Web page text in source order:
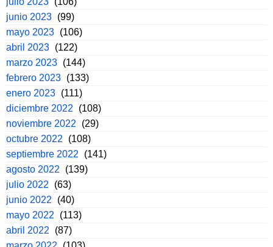
junio 2023 (99)
mayo 2023 (106)
abril 2023 (122)
marzo 2023 (144)
febrero 2023 (133)
enero 2023 (111)
diciembre 2022
(108)
noviembre 2022
(29)
octubre 2022
(108)
septiembre 2022
(141)
agosto 2022
(139)
julio 2022
(63)
junio 2022
(40)
mayo 2022
(113)
abril 2022
(87)